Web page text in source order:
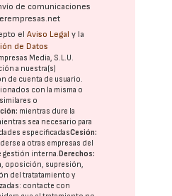
de comunicaciones
elAviso Legal y la
de Datos
Media, S.L.U.
a nuestra(s)
de cuenta de usuario.
con la misma o
o
mientras dure la
sea necesario para
especificadasCesión:
a otras empresas del
gestión interna.Derechos:
oposición, supresión,
del tratatamiento y
contacte con